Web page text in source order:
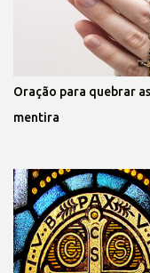
Oração para quebrar
mentira